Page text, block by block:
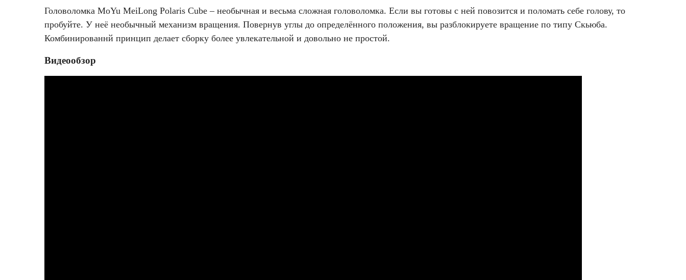
Головоломка MoYu MeiLong Polaris Cube – необычная и весьма сложная головоломка. Если вы готовы с ней повозится и поломать себе голову, то
пробуйте. У неё необычный механизм вращения. Повернув углы до определённого положения, вы разблокируете вращение по типу Скьюба.
Комбинированнй принцип делает сборку более увлекательной и довольно не простой.
Видеообзор